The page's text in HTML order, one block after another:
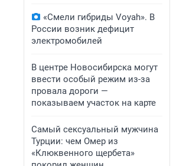
«Смели гибриды Voyah». В
России возник дефицит
электромобилей
В центре Новосибирска могут
ввести особый режим из-за
провала дороги —
показываем участок на карте
Самый сексуальный мужчина
Турции: чем Омер из
«Клюквенного щербета»